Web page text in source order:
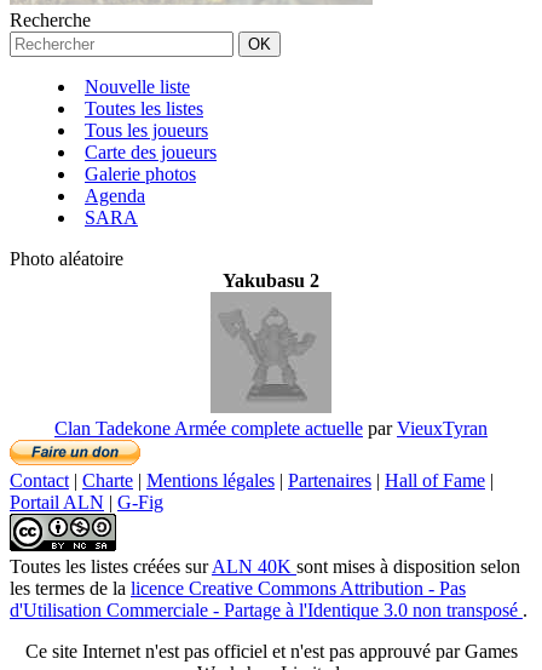
Recherche
Nouvelle liste
Toutes les listes
Tous les joueurs
Carte des joueurs
Galerie photos
Agenda
SARA
Photo aléatoire
Yakubasu 2
Clan Tadekone Armée complete actuelle parVieuxTyran
Contact | Charte | Mentions légales | Partenaires | Hall of Fame |
Portail ALN | G-Fig
Toutes les listes créées surALN 40K sont mises à disposition selon
les termes de la licence Creative Commons Attribution - Pas
d'Utilisation Commerciale - Partage à l'Identique 3.0 non transposé .
Ce site Internet n'est pas officiel et n'est pas approuvé par Games